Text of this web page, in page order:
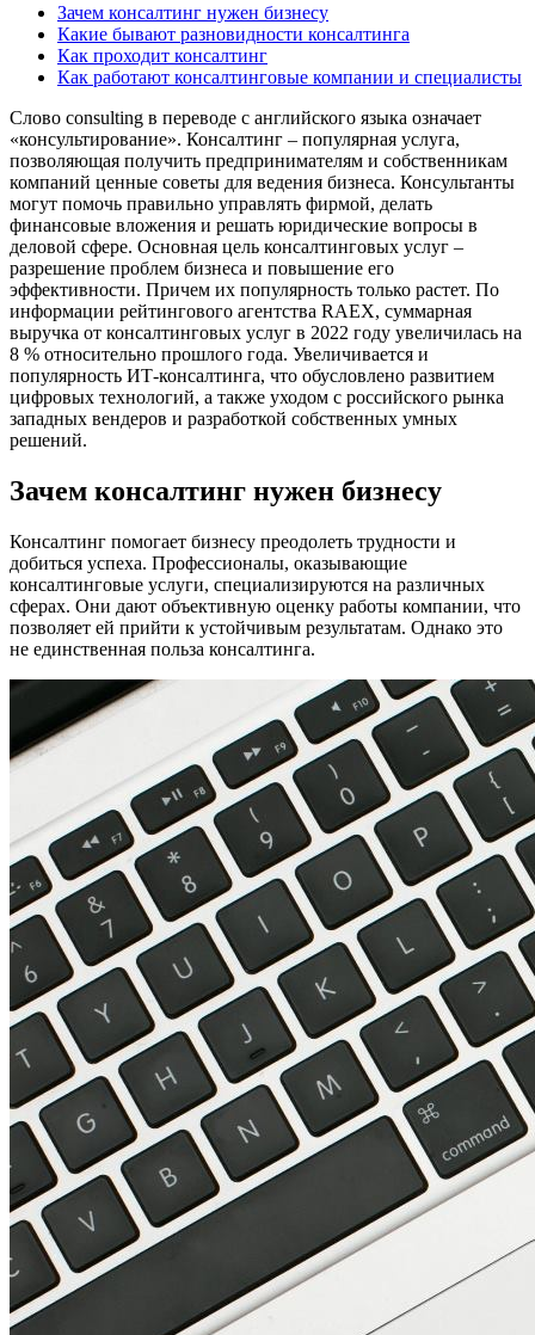
Зачем консалтинг нужен бизнесу
Какие бывают разновидности консалтинга
Как проходит консалтинг
Как работают консалтинговые компании и специалисты
Слово consulting в переводе с английского языка означает
«консультирование». Консалтинг ­– популярная услуга,
позволяющая получить предпринимателям и собственникам
компаний ценные советы для ведения бизнеса. Консультанты
могут помочь правильно управлять фирмой, делать
финансовые вложения и решать юридические вопросы в
деловой сфере. Основная цель консалтинговых услуг –
разрешение проблем бизнеса и повышение его
эффективности. Причем их популярность только растет. По
информации рейтингового агентства RAEX, суммарная
выручка от консалтинговых услуг в 2022 году увеличилась на
8 % относительно прошлого года. Увеличивается и
популярность ИТ-консалтинга, что обусловлено развитием
цифровых технологий, а также уходом с российского рынка
западных вендеров и разработкой собственных умных
решений.
Зачем консалтинг нужен бизнесу
Консалтинг помогает бизнесу преодолеть трудности и
добиться успеха. Профессионалы, оказывающие
консалтинговые услуги, специализируются на различных
сферах. Они дают объективную оценку работы компании, что
позволяет ей прийти к устойчивым результатам. Однако это
не единственная польза консалтинга.